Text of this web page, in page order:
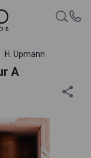
H. Upmann
A